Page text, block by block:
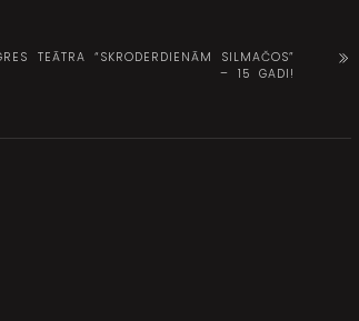
TEĀTRA “SKRODERDIENĀM SILMAČOS”
– 15 GADI!